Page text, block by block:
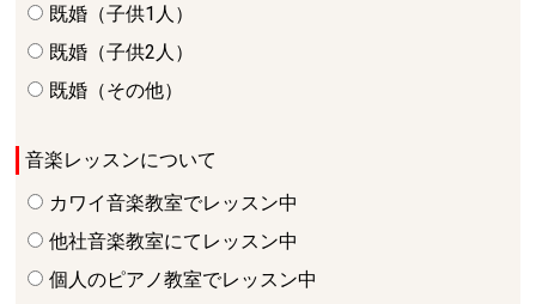
既婚（子供1人）
既婚（子供2人）
既婚（その他）
音楽レッスンについて
カワイ音楽教室でレッスン中
他社音楽教室にてレッスン中
個人のピアノ教室でレッスン中